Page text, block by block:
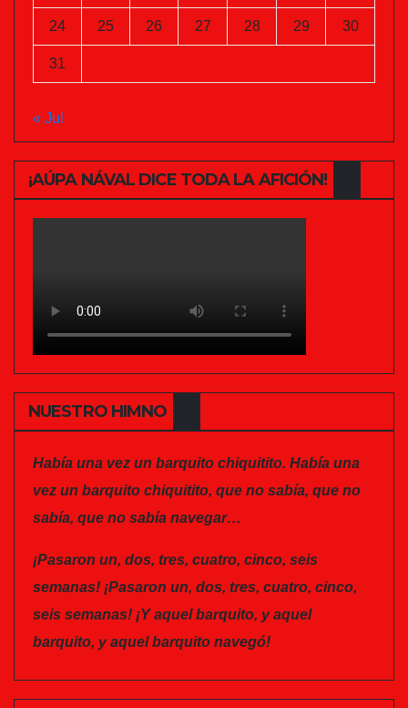
24 25 26 27 28 29 30
31
« Jul
¡AÚPA NÁVAL DICE TODA LA AFICIÓN!
NUESTRO HIMNO
Había una vez un barquito chiquitito. Había una
vez un barquito chiquitito, que no sabía, que no
sabía, que no sabía navegar…
¡Pasaron un, dos, tres, cuatro, cinco, seis
semanas! ¡Pasaron un, dos, tres, cuatro, cinco,
seis semanas! ¡Y aquel barquito, y aquel
barquito, y aquel barquito navegó!